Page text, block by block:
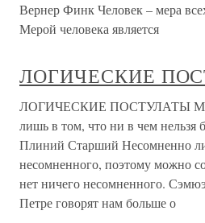
Вернер Финк Человек – мера
Мерой человека является
ЛОГИЧЕСКИЕ
ЛОГИЧЕСКИЕ ПОСТУЛАТЫ
лишь в том, что ни в чем нельзя
Плиний Старший Несомненно
несомненного, поэтому можно
нет ничего несомненного.
Петре говорят нам больше о